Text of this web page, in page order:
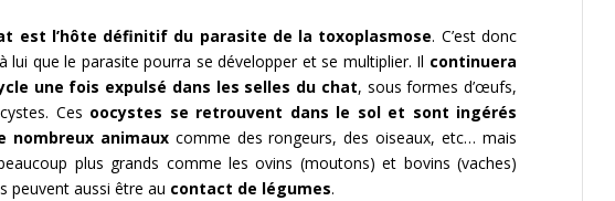
est l’hôte définitif du parasite de la toxoplasmose. C’est donc
lui que le parasite pourra se développer et se multiplier. Il continuera
une fois expulsé dans les selles du chat, sous formes d’œufs,
Ces oocystes se retrouvent dans le sol et sont ingérés
nombreux animauxcomme des rongeurs, des oiseaux, etc… mais
plus grands comme les ovins (moutons) et bovins (vaches)
peuvent aussi être au contact de légumes.